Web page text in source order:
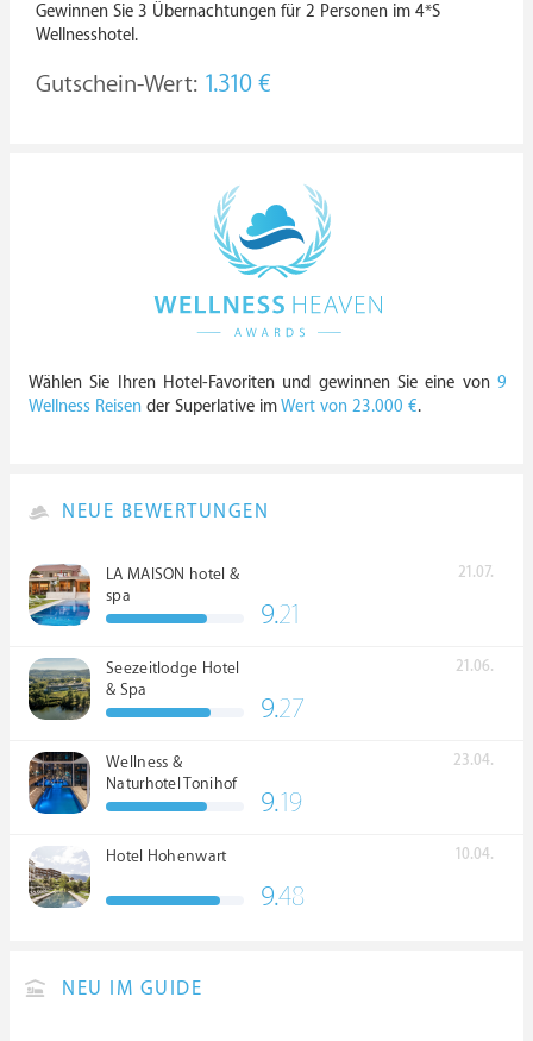
Gewinnen Sie 3 Übernachtungen für 2 Personen im 4*S
Wellnesshotel.
Gutschein-Wert: 1.310 €
Wählen Sie Ihren Hotel-Favoriten und gewinnen Sie eine von 9
Wellness Reisen der Superlative imWert von 23.000 €.
NEUE BEWERTUNGEN
LA MAISON hotel &
spa
21.07.
9.21
Seezeitlodge Hotel
& Spa
21.06.
9.27
Wellness &
Naturhotel Tonihof
****S
23.04.
9.19
Hotel Hohenwart 10.04.
9.48
NEU IM GUIDE